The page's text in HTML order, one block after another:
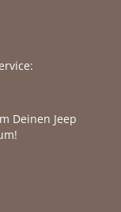
Deinen Jeep